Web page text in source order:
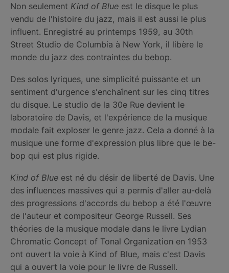
Non seulement Kind of Blue est le disque le plus
vendu de l'histoire du jazz, mais il est aussi le plus
influent. Enregistré au printemps 1959, au 30th
Street Studio de Columbia à New York, il libère le
monde du jazz des contraintes du bebop.
Des solos lyriques, une simplicité puissante et un
sentiment d'urgence s'enchaînent sur les cinq titres
du disque. Le studio de la 30e Rue devient le
laboratoire de Davis, et l'expérience de la musique
modale fait exploser le genre jazz. Cela a donné à la
musique une forme d'expression plus libre que le be-
bop qui est plus rigide.
Kind of Blue est né du désir de liberté de Davis. Une
des influences massives qui a permis d'aller au-delà
des progressions d'accords du bebop a été l'œuvre
de l'auteur et compositeur George Russell. Ses
théories de la musique modale dans le livre Lydian
Chromatic Concept of Tonal Organization en 1953
ont ouvert la voie à Kind of Blue, mais c'est Davis
qui a ouvert la voie pour le livre de Russell.